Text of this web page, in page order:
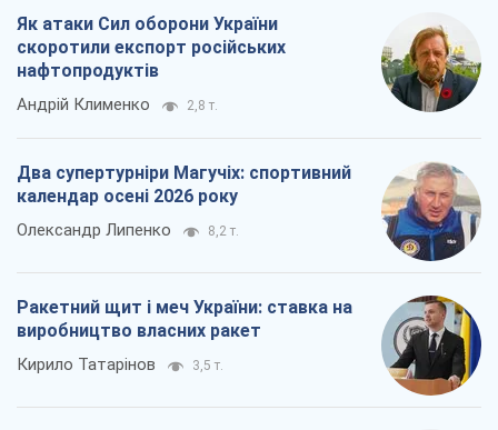
Як атаки Сил оборони України
скоротили експорт російських
нафтопродуктів
Андрій Клименко 2,8 т.
Два супертурніри Магучіх: спортивний
календар осені 2026 року
Олександр Липенко 8,2 т.
Ракетний щит і меч України: ставка на
виробництво власних ракет
Кирило Татарінов 3,5 т.